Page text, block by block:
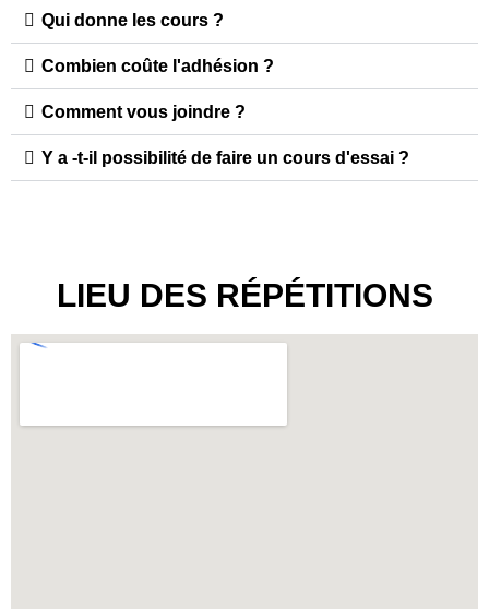
Qui donne les cours ?
Combien coûte l'adhésion ?
Comment vous joindre ?
Y a -t-il possibilité de faire un cours d'essai ?
LIEU DES RÉPÉTITIONS